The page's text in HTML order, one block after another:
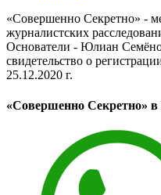
«Совершенно Секретно» -
журналистских
Основатели - Юлиан
свидетельство о
25.12.2020 г.
«Совершенно Секретно» в